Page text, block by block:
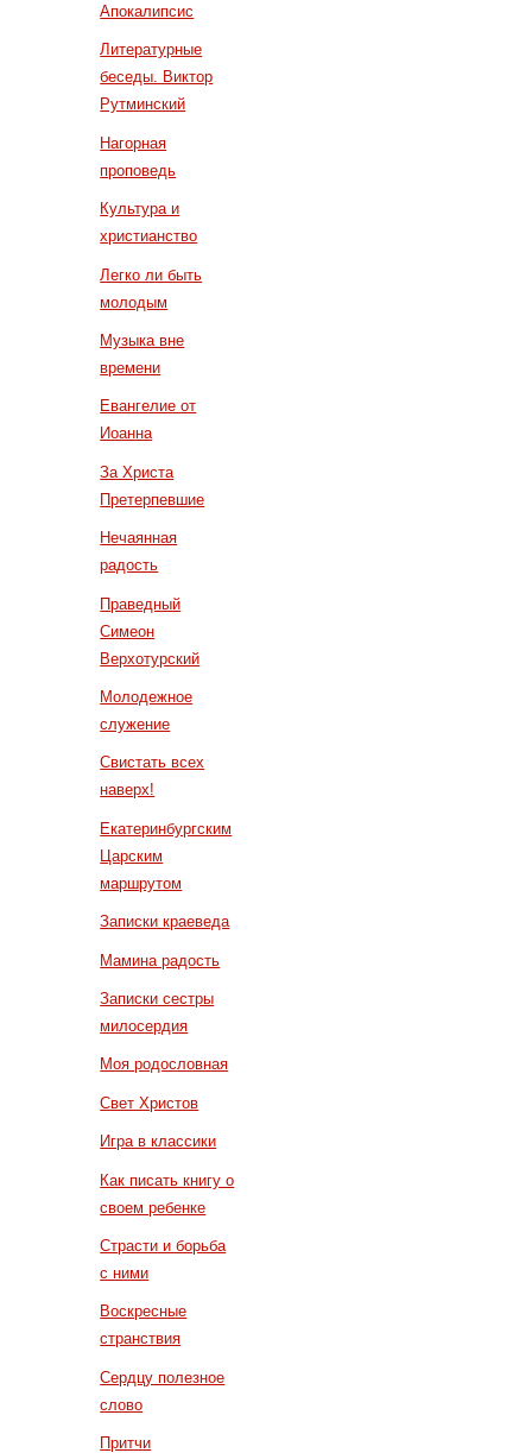
Апокалипсис
Литературные
беседы. Виктор
Рутминский
Нагорная
проповедь
Культура и
христианство
Легко ли быть
молодым
Музыка вне
времени
Евангелие от
Иоанна
За Христа
Претерпевшие
Нечаянная
радость
Праведный
Симеон
Верхотурский
Молодежное
служение
Свистать всех
наверх!
Екатеринбургским
Царским
маршрутом
Записки краеведа
Мамина радость
Записки сестры
милосердия
Моя родословная
Свет Христов
Игра в классики
Как писать книгу о
своем ребенке
Страсти и борьба
с ними
Воскресные
странствия
Сердцу полезное
слово
Притчи